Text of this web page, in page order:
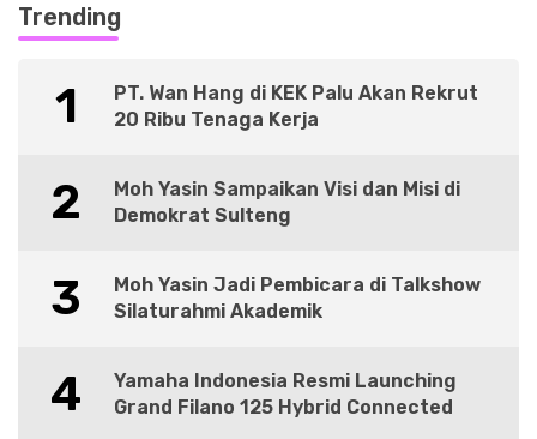
Trending
1
PT. Wan Hang di KEK Palu Akan Rekrut
20 Ribu Tenaga Kerja
2
Moh Yasin Sampaikan Visi dan Misi di
Demokrat Sulteng
3
Moh Yasin Jadi Pembicara di Talkshow
Silaturahmi Akademik
4
Yamaha Indonesia Resmi Launching
Grand Filano 125 Hybrid Connected